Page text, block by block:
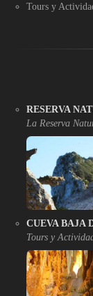
Tours y
RESERVA
La Reserva
CUEVA BAJA
Tours y